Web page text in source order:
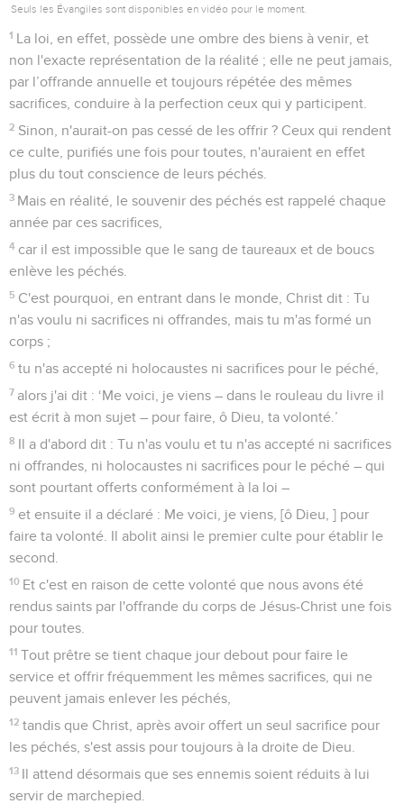
Seuls les Évangiles sont disponibles en vidéo pour le moment.
1 La loi, en effet, possède une ombre des biens à venir, et
non l'exacte représentation de la réalité ; elle ne peut jamais,
par l’offrande annuelle et toujours répétée des mêmes
sacrifices, conduire à la perfection ceux qui y participent.
2 Sinon, n'aurait-on pas cessé de les offrir ? Ceux qui rendent
ce culte, purifiés une fois pour toutes, n'auraient en effet
plus du tout conscience de leurs péchés.
3 Mais en réalité, le souvenir des péchés est rappelé chaque
année par ces sacrifices,
4 car il est impossible que le sang de taureaux et de boucs
enlève les péchés.
5 C'est pourquoi, en entrant dans le monde, Christ dit : Tu
n'as voulu ni sacrifices ni offrandes, mais tu m'as formé un
corps ;
6 tu n'as accepté ni holocaustes ni sacrifices pour le péché,
7 alors j'ai dit : ‘Me voici, je viens – dans le rouleau du livre il
est écrit à mon sujet – pour faire, ô Dieu, ta volonté.’
8 Il a d'abord dit : Tu n'as voulu et tu n'as accepté ni sacrifices
ni offrandes, ni holocaustes ni sacrifices pour le péché – qui
sont pourtant offerts conformément à la loi –
9 et ensuite il a déclaré : Me voici, je viens, [ô Dieu, ] pour
faire ta volonté. Il abolit ainsi le premier culte pour établir le
second.
10 Et c'est en raison de cette volonté que nous avons été
rendus saints par l'offrande du corps de Jésus-Christ une fois
pour toutes.
11 Tout prêtre se tient chaque jour debout pour faire le
service et offrir fréquemment les mêmes sacrifices, qui ne
peuvent jamais enlever les péchés,
12 tandis que Christ, après avoir offert un seul sacrifice pour
les péchés, s'est assis pour toujours à la droite de Dieu.
13 Il attend désormais que ses ennemis soient réduits à lui
servir de marchepied.